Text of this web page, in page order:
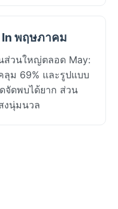
In พฤษภาคม
ส่วนใหญ่ตลอด May:
ลุม 69% และรูปแบบ
จัดพบได้ยาก ส่วน
งนุ่มนวล